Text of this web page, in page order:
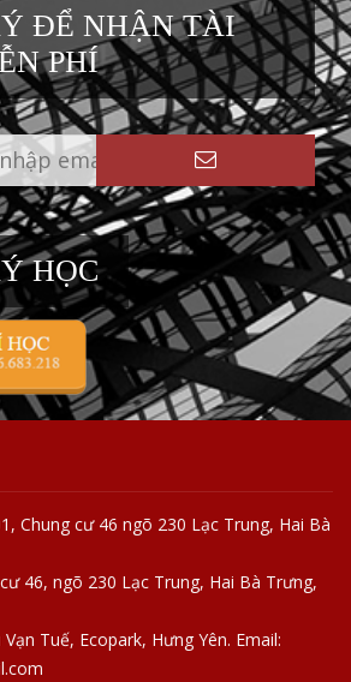
ĐỂ NHẬN TÀI
PHÍ
HỌC
Chung cư 46 ngõ 230 Lạc Trung, Hai Bà
46, ngõ 230 Lạc Trung, Hai Bà Trưng,
Tuế, Ecopark, Hưng Yên. Email: